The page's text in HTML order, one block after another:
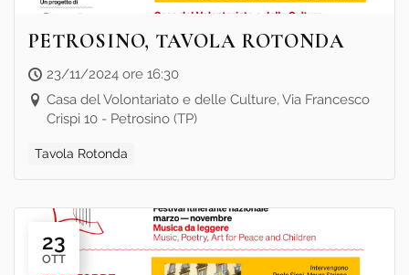
PETROSINO, TAVOLA ROTONDA
23/11/2024 ore 16:30
Casa del Volontariato e delle Culture, Via Francesco
Crispi 10 - Petrosino (TP)
Tavola Rotonda
23
OTT